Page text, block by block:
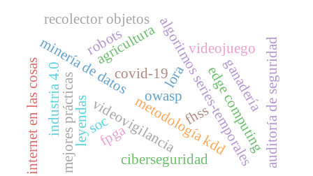
covid-19
minería de datos
metodología kdd
algoritmos series-temporales
edge computing
mejores prácticas videovigilancia
agricultura
ciberseguridad
owasp auditoría de seguridad
fhss
fpga
soc
leyendas
videojuego
internet en las cosas lora ganadería
recolector objetos
industria 4.0
robots